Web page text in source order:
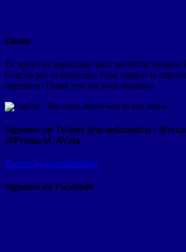
Donar
Tu apoyo es importante para garantizar nuestro
Gracias por tu donación. Your support is
operation. Thank you for your donation.
Síguenos en Twitter @acaeslanoticia /
@PromoACAVzla
Tweets by acaeslanoticia
Siguenos en Facebook